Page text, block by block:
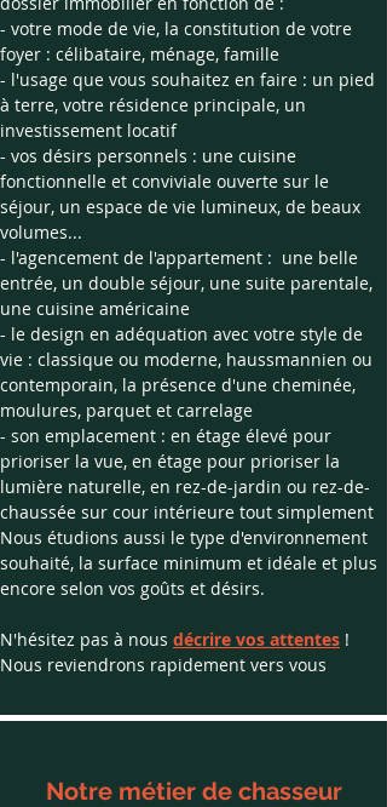
- votre mode de vie, la constitution de votre
foyer : célibataire, ménage, famille
- l'usage que vous souhaitez en faire : un pied
à terre, votre résidence principale, un
investissement locatif
- vos désirs personnels : une cuisine
fonctionnelle et conviviale ouverte sur le
séjour, un espace de vie lumineux, de beaux
volumes...
- l'agencement de l'appartement :  une belle
entrée, un double séjour, une suite parentale,
une cuisine américaine
- le design en adéquation avec votre style de
vie : classique ou moderne, haussmannien ou
contemporain, la présence d'une cheminée,
moulures, parquet et carrelage
- son emplacement : en étage élevé pour
prioriser la vue, en étage pour prioriser la
lumière naturelle, en rez-de-jardin ou rez-de-
chaussée sur cour intérieure tout simplement
​Nous étudions aussi le type d'environnement
souhaité, la surface minimum et idéale et plus
encore selon vos goûts et désirs.
​N'hésitez pas à nous décrire vos attentes !
Nous reviendrons rapidement vers vous
Notre métier de chasseur